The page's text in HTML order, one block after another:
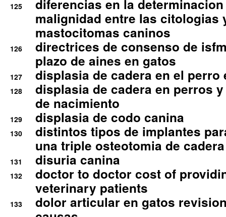
125
diferencias en la
malignidad entre las citologias
mastocitomas caninos
126
directrices de consenso de
plazo de aines en gatos
127 displasia de cadera en el perro
128
displasia de cadera en perros
de nacimiento
129 displasia de codo canina
130
distintos tipos de implantes
una triple osteotomia de cadera
131 disuria canina
132
doctor to doctor cost of
veterinary patients
133
dolor articular en gatos